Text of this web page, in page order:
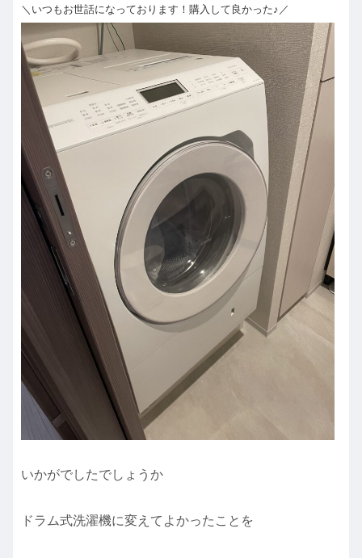
＼いつもお世話になっております！購入して良かった♪／
いかがでしたでしょうか
ドラム式洗濯機に変えてよかったことを